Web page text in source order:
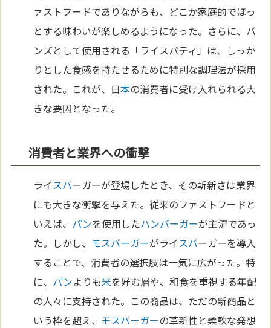
ァストフードでありながらも、どこか家庭的でほっ
とする味わいが楽しめるようになった。さらに、バ
ンズとして使用される「ライスパティ」は、しっか
りとした食感を持たせるために特別な調理法が採用
された。これが、日本の消費者に受け入れられる大
きな要因となった。
消費者と業界への衝撃
ライスバーガーが登場したとき、その斬新さは業界
にも大きな衝撃を与えた。従来のファストフードと
いえば、 パンを使用したハンバーガーが主流であっ
た。しかし、 モスバーガーがライスバーガーを導入
することで、消費者の選択肢は一気に広がった。特
に、 パンよりも米を好む層や、和食を重視する年配
の人々に支持された。この商品は、ただの新商品と
いう枠を超え、 モスバーガーの革新性と柔軟な発想